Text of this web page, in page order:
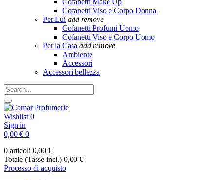
Cofanetti Make Up
Cofanetti Viso e Corpo Donna
Per Lui add remove
Cofanetti Profumi Uomo
Cofanetti Viso e Corpo Uomo
Per la Casa add remove
Ambiente
Accessori
Accessori bellezza
Wishlist 0
Sign in
0,00 € 0
0 articoli 0,00 €
Totale (Tasse incl.) 0,00 €
Processo di acquisto